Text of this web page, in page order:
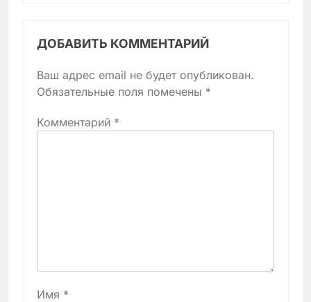
ДОБАВИТЬ КОММЕНТАРИЙ
Ваш адрес email не будет опубликован.
Обязательные поля помечены *
Комментарий *
Имя *